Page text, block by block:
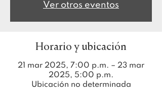
Ver otros eventos
Horario y ubicación
21 mar 2025, 7:00 p.m. – 23 mar
2025, 5:00 p.m.
Ubicación no determinada